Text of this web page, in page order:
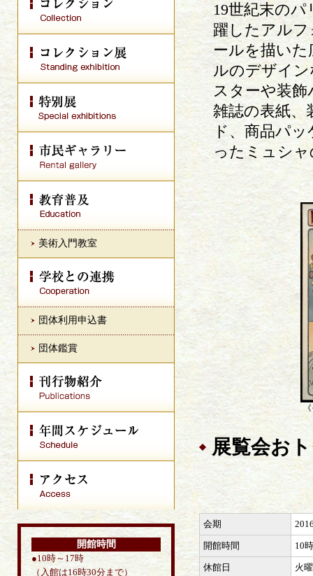
美術入門教室
団体利用申込書
団体鑑賞
開館時間
●10時～17時
（入館は16時30分まで）
19世紀末の
躍したアルフ
ールを描い
ルのデザイ
スターや装
雑誌の表紙、
ド、商品パ
ったミュシ
展覧会お
会期
開館時間 10
休館日 火